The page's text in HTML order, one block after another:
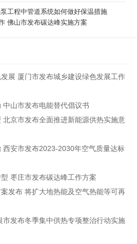
工程中管道系统如何做好保温措施
佛山市发布碳达峰实施方案
展 厦门市发布城乡建设绿色发展工作
山市发布电能替代倡议书
北京市发布全面推进新能源供热实施意
西安市发布2023-2030年空气质量达标
枣庄市发布碳达峰工作方案
发布 将扩大地热能及空气热能等可再
发布冬季集中供热专项整治行动实施